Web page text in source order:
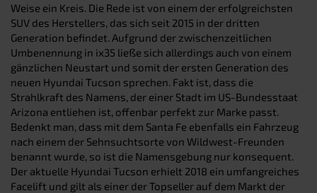
Weise ein Kreis. Die Rede ist von einem der erfolgreichsten
SUV des Herstellers, das sich seit 2015 in der dritten
Generation befindet. Aufgrund der zwischenzeitlichen
Umbenennung in ix35 ließe sich allerdings auch von einem
gänzlichen Neustart und somit der ersten Generation des
neuen Hyundai Tucson sprechen. Fakt ist, dass die
Strahlkraft des Namens, der einer Stadt im US-Bundesstaat
Arizona entliehen ist, offenbar perfekt zur Marke passt.
Bedenkt man, dass mit dem Santa Fe ebenfalls ein Fahrzeug
nach einem der Sehnsuchtsorte von Wildwest-Freunden
benannt wurde, so ist die Namensgebung nur konsequent.
Der aktuelle Hyundai Tucson erhielt 2018 ein umfangreiches
Facelift und gilt als einer der Topseller auf dem Markt der